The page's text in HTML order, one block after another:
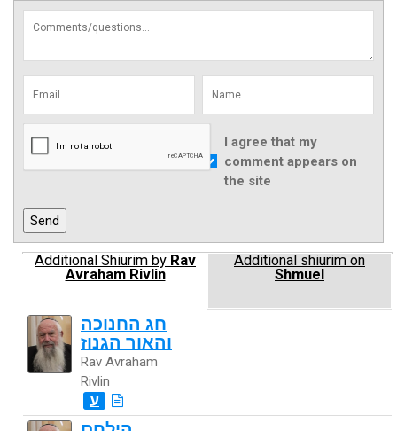
I agree that my
comment appears on
the site
Additional Shiurim by Rav
Avraham Rivlin
Additional shiurim on
Shmuel
חג החנוכה
והאור הגנוז
Rav Avraham
Rivlin
ע